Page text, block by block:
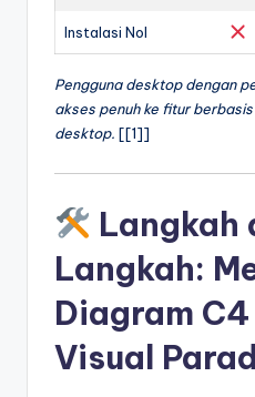
Instalasi Nol
Pengguna desktop dengan
akses penuh ke fitur
desktop. [[1]]
Langkah
Langkah:
Diagram
Visual